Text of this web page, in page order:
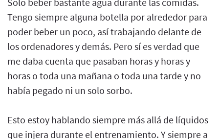
Tengo siempre alguna botella por alrededor para
poder beber un poco, así trabajando delante de
los ordenadores y demás. Pero sí es verdad que
me daba cuenta que pasaban horas y horas y
horas o toda una mañana o toda una tarde y no
había pegado ni un solo sorbo.
Esto estoy hablando siempre más allá de líquidos
que injera durante el entrenamiento. Y siempre a